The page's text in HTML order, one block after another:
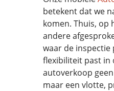
betekent dat we
komen. Thuis, op
andere
waar de inspectie
flexibiliteit past in
autoverkoop
maar een vlotte,